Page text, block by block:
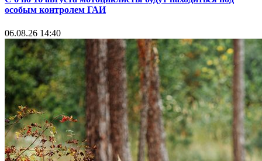
Информатор
Летне-осенний сезон охоты на пернатую дичь откроется в
Беларуси 8 августа
06.08.26 14:13